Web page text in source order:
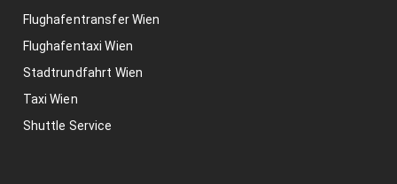
Flughafentransfer Wien
Flughafentaxi Wien
Stadtrundfahrt Wien
Taxi Wien
Shuttle Service